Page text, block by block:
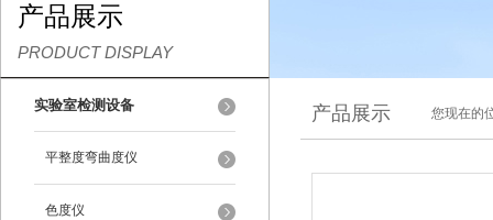
产品展示
PRODUCT DISPLAY
实验室检测设备
平整度弯曲度仪
色度仪
产品展示 您现在的